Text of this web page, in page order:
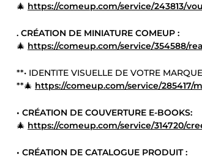
🎄 https://comeup.com/service/243813/
. CRÉATION DE MINIATURE COMEUP :
🎄 https://comeup.com/service/354588/
**• IDENTITE VISUELLE DE VOTRE
**🎄 https://comeup.com/service/
• CRÉATION DE COUVERTURE E-BOOKS:
🎄 https://comeup.com/service/314720/
• CRÉATION DE CATALOGUE PRODUIT :